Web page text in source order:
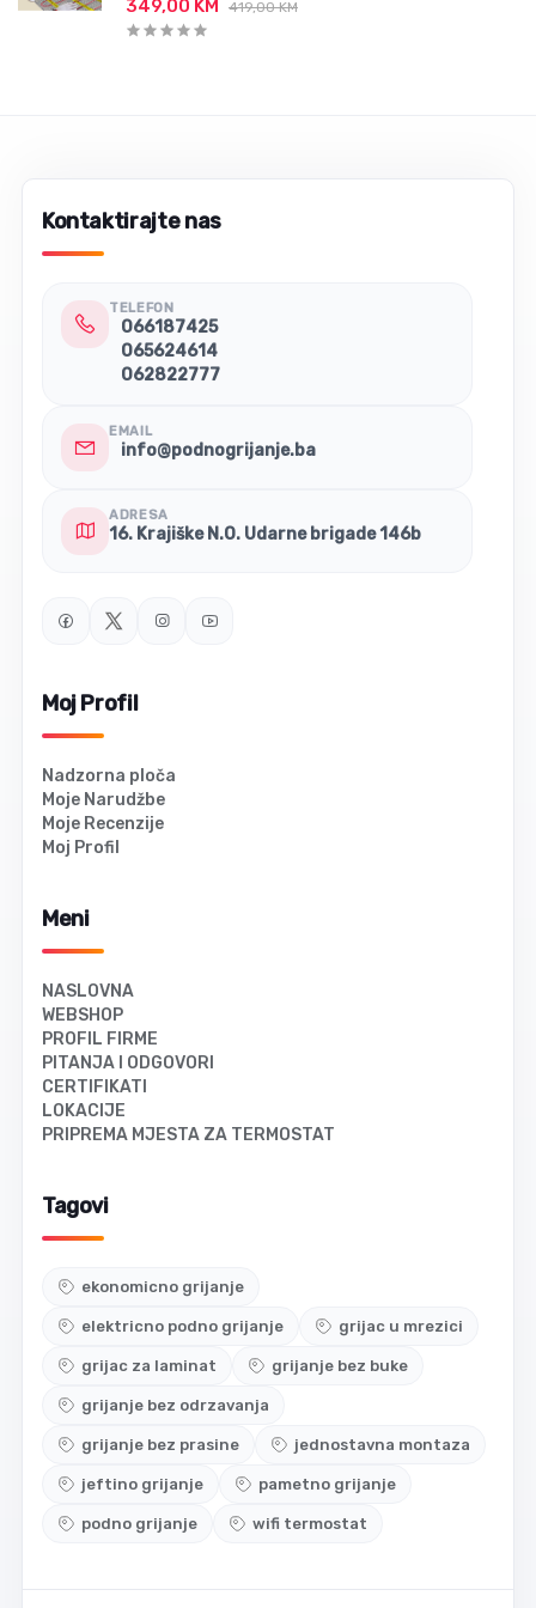
349,00 KM 419,00 KM
Kontaktirajte nas
TELEFON
066187425
065624614
062822777
EMAIL
info@podnogrijanje.ba
ADRESA
16. Krajiške N.O. Udarne brigade 146b
Moj Profil
Nadzorna ploča
Moje Narudžbe
Moje Recenzije
Moj Profil
Meni
NASLOVNA
WEBSHOP
PROFIL FIRME
PITANJA I ODGOVORI
CERTIFIKATI
LOKACIJE
PRIPREMA MJESTA ZA TERMOSTAT
Tagovi
ekonomicno grijanje
elektricno podno grijanje grijac u mrezici
grijac za laminat grijanje bez buke
grijanje bez odrzavanja
grijanje bez prasine jednostavna montaza
jeftino grijanje pametno grijanje
podno grijanje wifi termostat